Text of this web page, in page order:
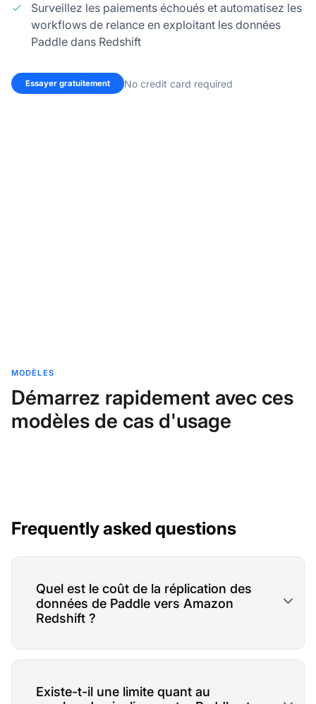
Surveillez les paiements échoués et automatisez les
workflows de relance en exploitant les données
Paddle dans Redshift
Essayer gratuitement No credit card required
MODÈLES
Démarrez rapidement avec ces
modèles de cas d'usage
Frequently asked questions
Quel est le coût de la réplication des
données de Paddle vers Amazon
Redshift ?
Existe-t-il une limite quant au